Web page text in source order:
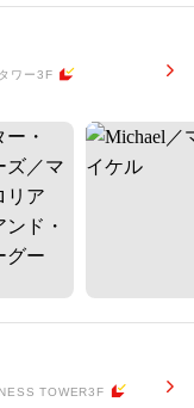
ワー3F
TOWER3F